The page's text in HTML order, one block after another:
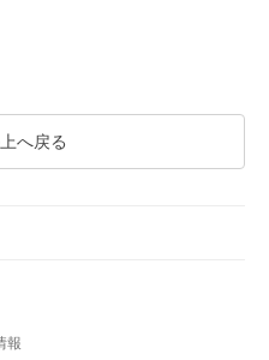
へ戻る
報